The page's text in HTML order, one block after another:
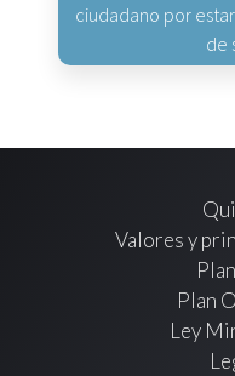
ciudadano por
de
Valores y
Plan
Ley